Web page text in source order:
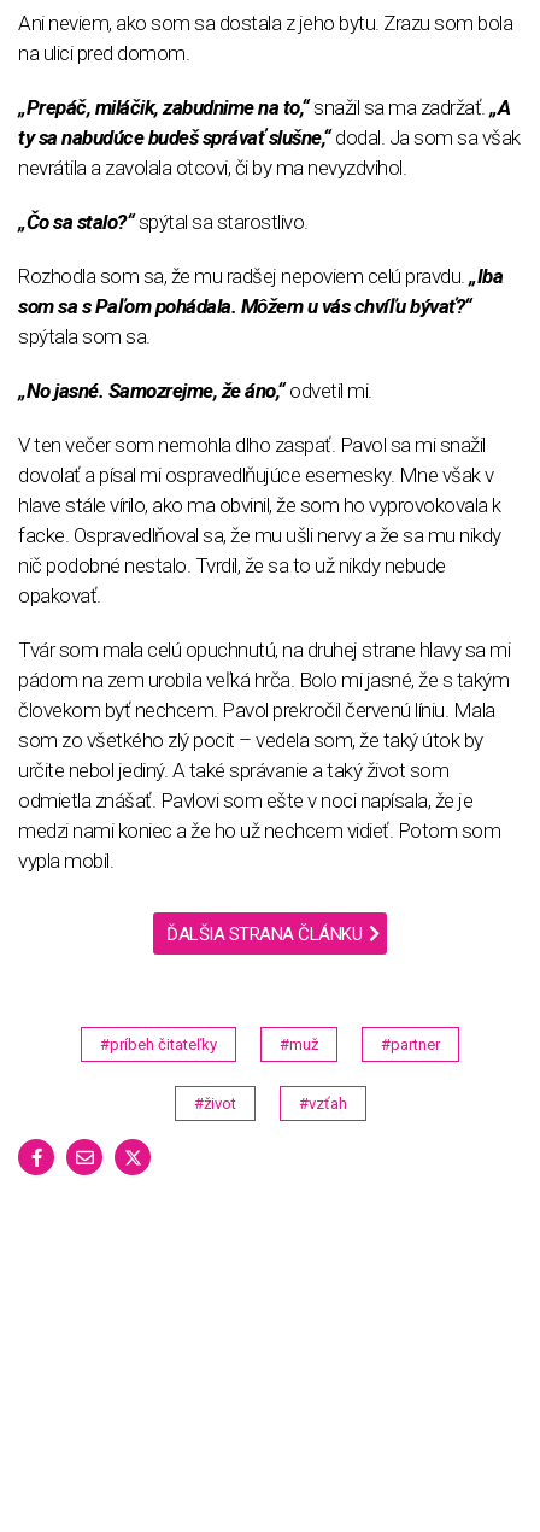
Ani neviem, ako som sa dostala z jeho bytu. Zrazu som bola
na ulici pred domom.
„Prepáč, miláčik, zabudnime na to,“snažil sa ma zadržať. „A
ty sa nabudúce budeš správať slušne,“dodal. Ja som sa však
nevrátila a zavolala otcovi, či by ma nevyzdvihol.
„Čo sa stalo?“spýtal sa starostlivo.
Rozhodla som sa, že mu radšej nepoviem celú pravdu. „Iba
som sa s Paľom pohádala. Môžem u vás chvíľu bývať?“
spýtala som sa.
„No jasné. Samozrejme, že áno,“odvetil mi.
V ten večer som nemohla dlho zaspať. Pavol sa mi snažil
dovolať a písal mi ospravedlňujúce esemesky. Mne však v
hlave stále vírilo, ako ma obvinil, že som ho vyprovokovala k
facke. Ospravedlňoval sa, že mu ušli nervy a že sa mu nikdy
nič podobné nestalo. Tvrdil, že sa to už nikdy nebude
opakovať.
Tvár som mala celú opuchnutú, na druhej strane hlavy sa mi
pádom na zem urobila veľká hrča. Bolo mi jasné, že s takým
človekom byť nechcem. Pavol prekročil červenú líniu. Mala
som zo všetkého zlý pocit – vedela som, že taký útok by
určite nebol jediný. A také správanie a taký život som
odmietla znášať. Pavlovi som ešte v noci napísala, že je
medzi nami koniec a že ho už nechcem vidieť. Potom som
vypla mobil.
ĎALŠIA STRANA ČLÁNKU
#príbeh čitateľky #muž #partner
#život #vzťah